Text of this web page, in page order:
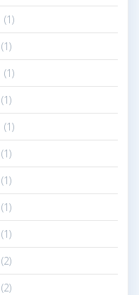
(1)
(1)
(1)
(1)
(1)
(1)
(1)
(1)
(1)
(2)
(2)